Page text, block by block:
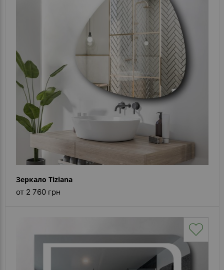
Зеркало Tiziana
от 2 760 грн